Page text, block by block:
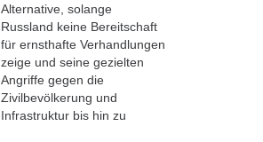
Alternative, solange
Russland keine Bereitschaft
für ernsthafte Verhandlungen
zeige und seine gezielten
Angriffe gegen die
Zivilbevölkerung und
Infrastruktur bis hin zu